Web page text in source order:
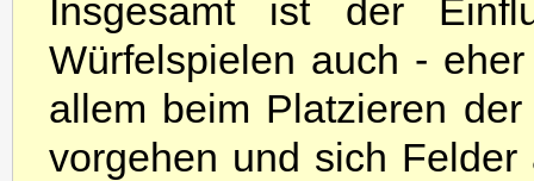
Insgesamt ist der
Würfelspielen auch -
allem beim Platzieren
vorgehen und sich